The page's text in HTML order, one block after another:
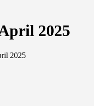
2025
2025